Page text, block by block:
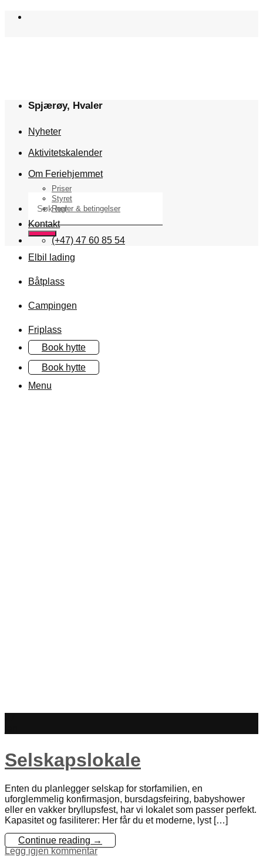
Skip
Søk
etter:
Elbil lading
Båtplass
Campingen
Friplass
Book hytte
Book hytte
Menu
Spjærøy, Hvaler
Nyheter
Aktivitetskalender
Om Feriehjemmet
Priser
Styret
Regler & betingelser
Kontakt
(+47) 47 60 85 54
Selskapslokale
Enten du planlegger selskap for storfamilien, en
uforglemmelig konfirmasjon, bursdagsfeiring, babyshower
eller en vakker bryllupsfest, har vi lokalet som passer perfekt.
Kapasitet og fasiliterer: ​Her får du et moderne, lyst […]
Continue reading →
Legg igjen kommentar